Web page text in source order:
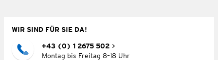
WIR SIND FÜR SIE DA!
+43 (0) 1 2675 502
Montag bis Freitag 8–18 Uhr